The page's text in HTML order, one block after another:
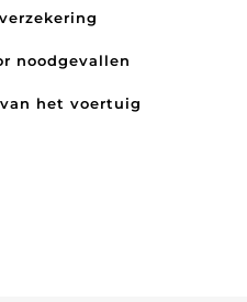
noodgevallen
het voertuig